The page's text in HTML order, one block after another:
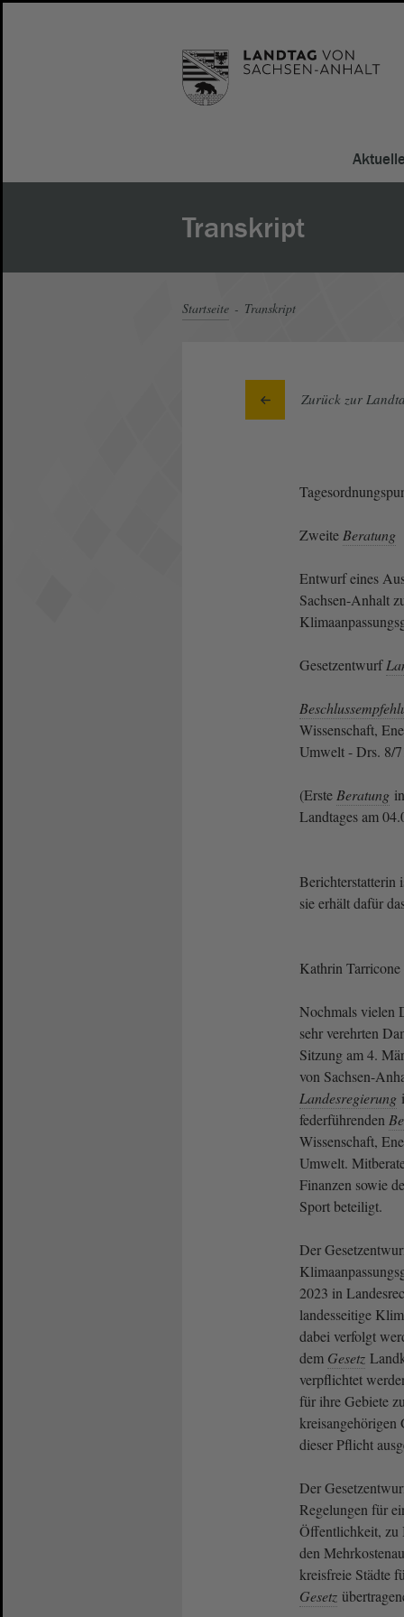
Transkript
Startseite Transkript
Zurück zur
Zweite Beratung
Entwurf eines
Sachsen-Anhalt
Gesetzentwurf
Wissenschaft,
Umwelt - Drs. 8/
(Erste Beratung
Landtages am
Berichterstatterin
sie erhält dafür
Kathrin
Nochmals vielen
sehr verehrten
Sitzung am 4.
von Sachsen-
Landesregierung
federführenden
Wissenschaft,
Umwelt.
Finanzen sowie
Sport beteiligt.
Der
2023 in
landesseitige
dabei verfolgt
dem Gesetz
verpflichtet
für ihre Gebiete
kreisangehörigen
dieser Pflicht
Der
Regelungen für
Öffentlichkeit, zu
den
kreisfreie Städte
Gesetz